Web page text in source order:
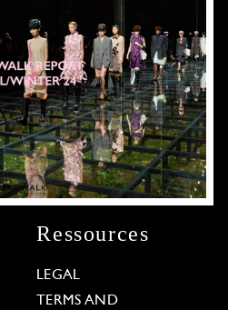
Ressources
LEGAL
TERMS AND